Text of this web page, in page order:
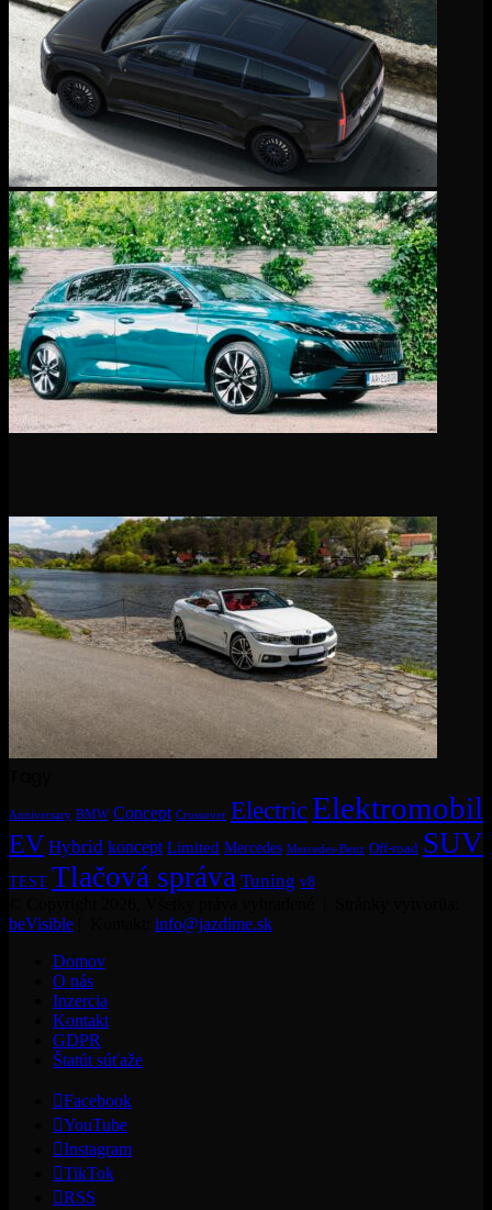
Anniversary BMW Concept Crossover ElectricElektromobil
EV Hybrid koncept Limited Mercedes Mercedes-Benz Off-road SUV
TEST Tlačová správa Tuning v8
beVisible
info@jazdime.sk
Domov
O nás
Inzercia
Kontakt
GDPR
Štatút súťaže
Facebook
YouTube
Instagram
TikTok
RSS